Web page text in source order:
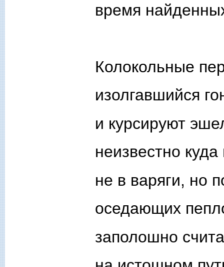
время
Колокольные
изолгавшийся
и курсируют
неизвестно куда
не в варяги, но
оседающих
заполошно